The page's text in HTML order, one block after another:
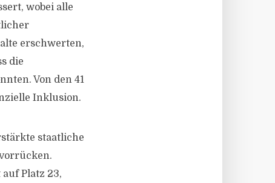
wobei alle
erschwerten,
die
Von den 41
Inklusion.
staatliche
Platz 23,